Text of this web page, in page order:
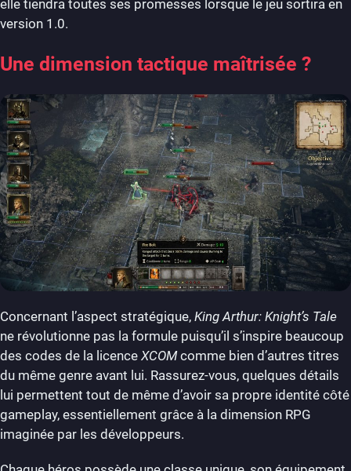
elle tiendra toutes ses promesses lorsque le jeu sortira en
version 1.0.
Une dimension tactique maîtrisée ?
Concernant l’aspect stratégique, King Arthur: Knight’s Tale
ne révolutionne pas la formule puisqu’il s’inspire beaucoup
des codes de la licence XCOMcomme bien d’autres titres
du même genre avant lui. Rassurez-vous, quelques détails
lui permettent tout de même d’avoir sa propre identité côté
gameplay, essentiellement grâce à la dimension RPG
imaginée par les développeurs.